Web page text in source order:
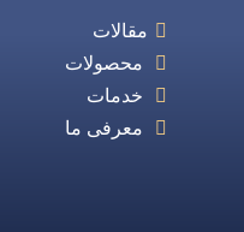
مقالات
محصولات
خدمات
معرفی ما